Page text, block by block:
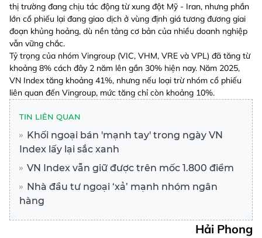
thị trường đang chịu tác động từ xung đột Mỹ - Iran, nhưng phần
lớn cổ phiếu lại đang giao dịch ở vùng định giá tương đương giai
đoạn khủng hoảng, dù nền tảng cơ bản của nhiều doanh nghiệp
vẫn vững chắc.
Tỷ trọng của nhóm Vingroup (VIC, VHM, VRE và VPL) đã tăng từ
khoảng 8% cách đây 2 năm lên gần 30% hiện nay. Năm 2025,
VN Index tăng khoảng 41%, nhưng nếu loại trừ nhóm cổ phiếu
liên quan đến Vingroup, mức tăng chỉ còn khoảng 10%.
TIN LIÊN QUAN
Khối ngoại bán 'mạnh tay' trong ngày VN
Index lấy lại sắc xanh
VN Index vẫn giữ được trên mốc 1.800 điểm
Nhà đầu tư ngoại ‘xả’ mạnh nhóm ngân
hàng
Hải Phong